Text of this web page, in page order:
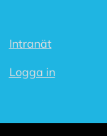
a
a
l
Intranät
Logga in